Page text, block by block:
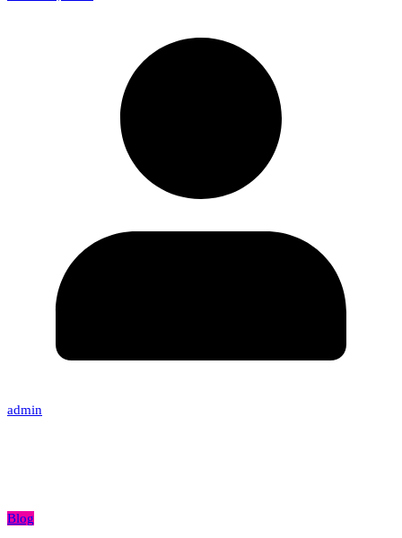
admin
Blog